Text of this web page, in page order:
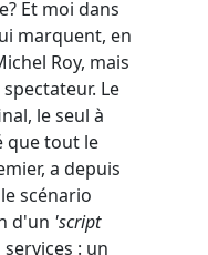
Et moi dans
marquent, en
Roy, mais
Le
le seul à
que tout le
a depuis
scénario
d'un 'script
: un